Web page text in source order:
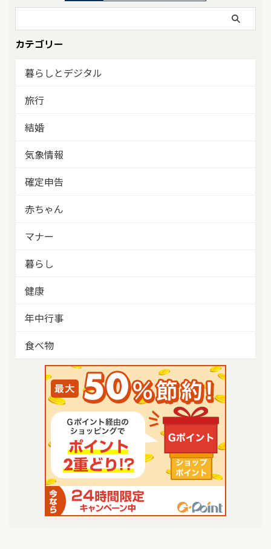
カテゴリー
暮らしとデジタル
旅行
結婚
気象情報
確定申告
赤ちゃん
マナー
暮らし
健康
年中行事
食べ物